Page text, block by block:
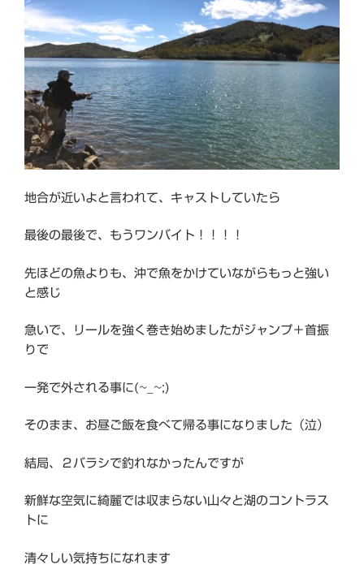
地合が近いよと言われて、キャストしていたら
最後の最後で、もうワンバイト！！！！
先ほどの魚よりも、沖で魚をかけていながらもっと強い
と感じ
急いで、リールを強く巻き始めましたがジャンプ＋首振
りで
一発で外される事に(~_~;)
そのまま、お昼ご飯を食べて帰る事になりました（泣）
結局、２バラシで釣れなかったんですが
新鮮な空気に綺麗では収まらない山々と湖のコントラス
トに
清々しい気持ちになれます